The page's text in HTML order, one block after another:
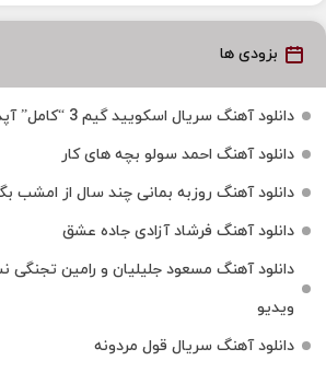
بزودی ها
دانلود آهنگ سریال اسکویید گیم 3 “کامل” آپدیت 2025
دانلود آهنگ احمد سولو بچه های کار
دانلود آهنگ روزبه بمانی چند سال از امشب
دانلود آهنگ فرشاد آزادی جاده عشق
ویدیو
دانلود آهنگ سریال قول مردونه